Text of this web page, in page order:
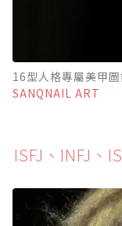
16型人格專屬美甲
SANQNAIL ART
ISFJ、INFJ、